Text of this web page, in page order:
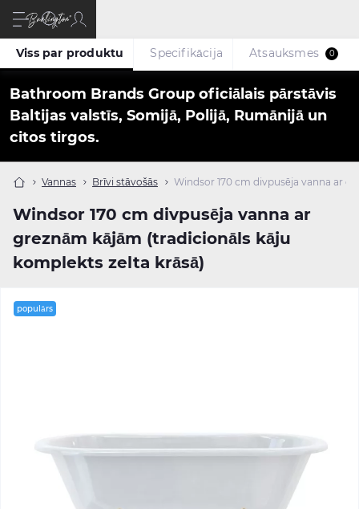
Bathroom Brands Group oficiālais pārstāvis
Baltijas valstīs, Somijā, Polijā, Rumānijā un
citos tirgos.
Vannas Brīvi stāvošās Windsor 170 cm divpusēja vanna ar
Windsor 170 cm divpusēja vanna ar
greznām kājām (tradicionāls kāju
komplekts zelta krāsā)
Viss par produktu Specifikācija Atsauksmes 0
populārs